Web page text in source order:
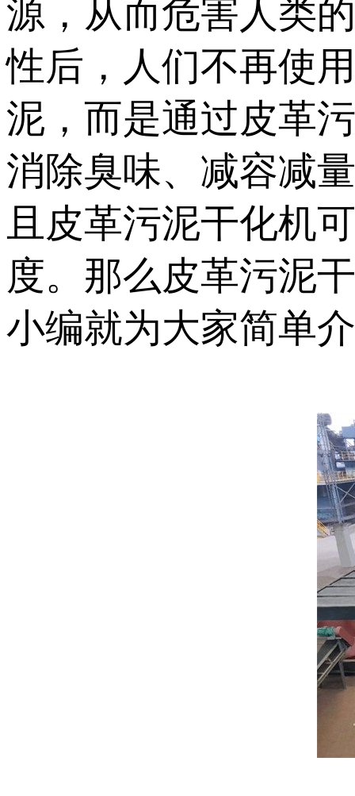
源，从而危害人类
性后，人们不再使
泥，而是通过皮革
消除臭味、减容减
且皮革污泥干化机
度。那么皮革污泥
小编就为大家简单